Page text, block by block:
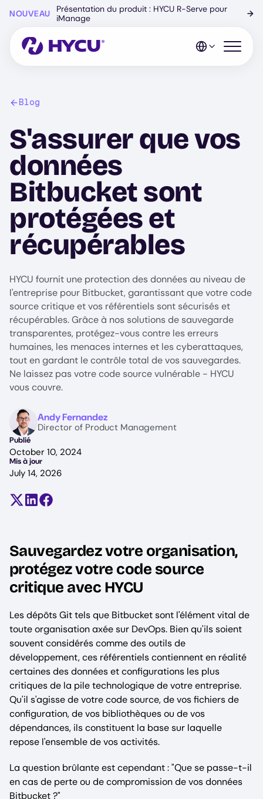
content
NOUVEAU
Présentation du produit : HYCU R-Serve pour
iManage
→
Open
Blog
S'assurer que vos
données
Bitbucket sont
protégées et
récupérables
HYCU fournit une protection des données au niveau de
l'entreprise pour Bitbucket, garantissant que votre code
source critique et vos référentiels sont sécurisés et
récupérables. Grâce à nos solutions de sauvegarde
transparentes, protégez-vous contre les erreurs
humaines, les menaces internes et les cyberattaques,
tout en gardant le contrôle total de vos sauvegardes.
Ne laissez pas votre code source vulnérable - HYCU
vous couvre.
Image Andy Fernandez
Director of Product Management
Publié
October 10, 2024
Mis à jour
July 14, 2026
Partager sur X (anciennement Twitter)
Partager sur LinkedIn
Partager sur Facebook
Sauvegardez votre organisation,
protégez votre code source
critique avec HYCU
Les dépôts Git tels que Bitbucket sont l'élément vital de
toute organisation axée sur DevOps. Bien qu'ils soient
souvent considérés comme des outils de
développement, ces référentiels contiennent en réalité
certaines des données et configurations les plus
critiques de la pile technologique de votre entreprise.
Qu'il s'agisse de votre code source, de vos fichiers de
configuration, de vos bibliothèques ou de vos
dépendances, ils constituent la base sur laquelle
repose l'ensemble de vos activités.
La question brûlante est cependant : "Que se passe-t-il
en cas de perte ou de compromission de vos données
Bitbucket ?"